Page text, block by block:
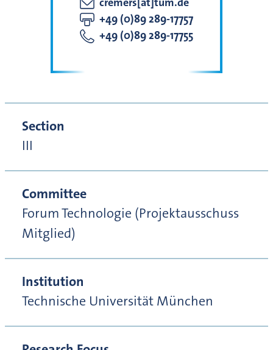
+49 (0)89 289-17757
+49 (0)89 289-17755
Section
III
Committee
Forum Technologie (Projektausschuss
Mitglied)
Institution
Technische Universität München